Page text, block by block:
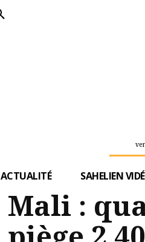
ACTUALITÉ SAHELIEN
Mali :